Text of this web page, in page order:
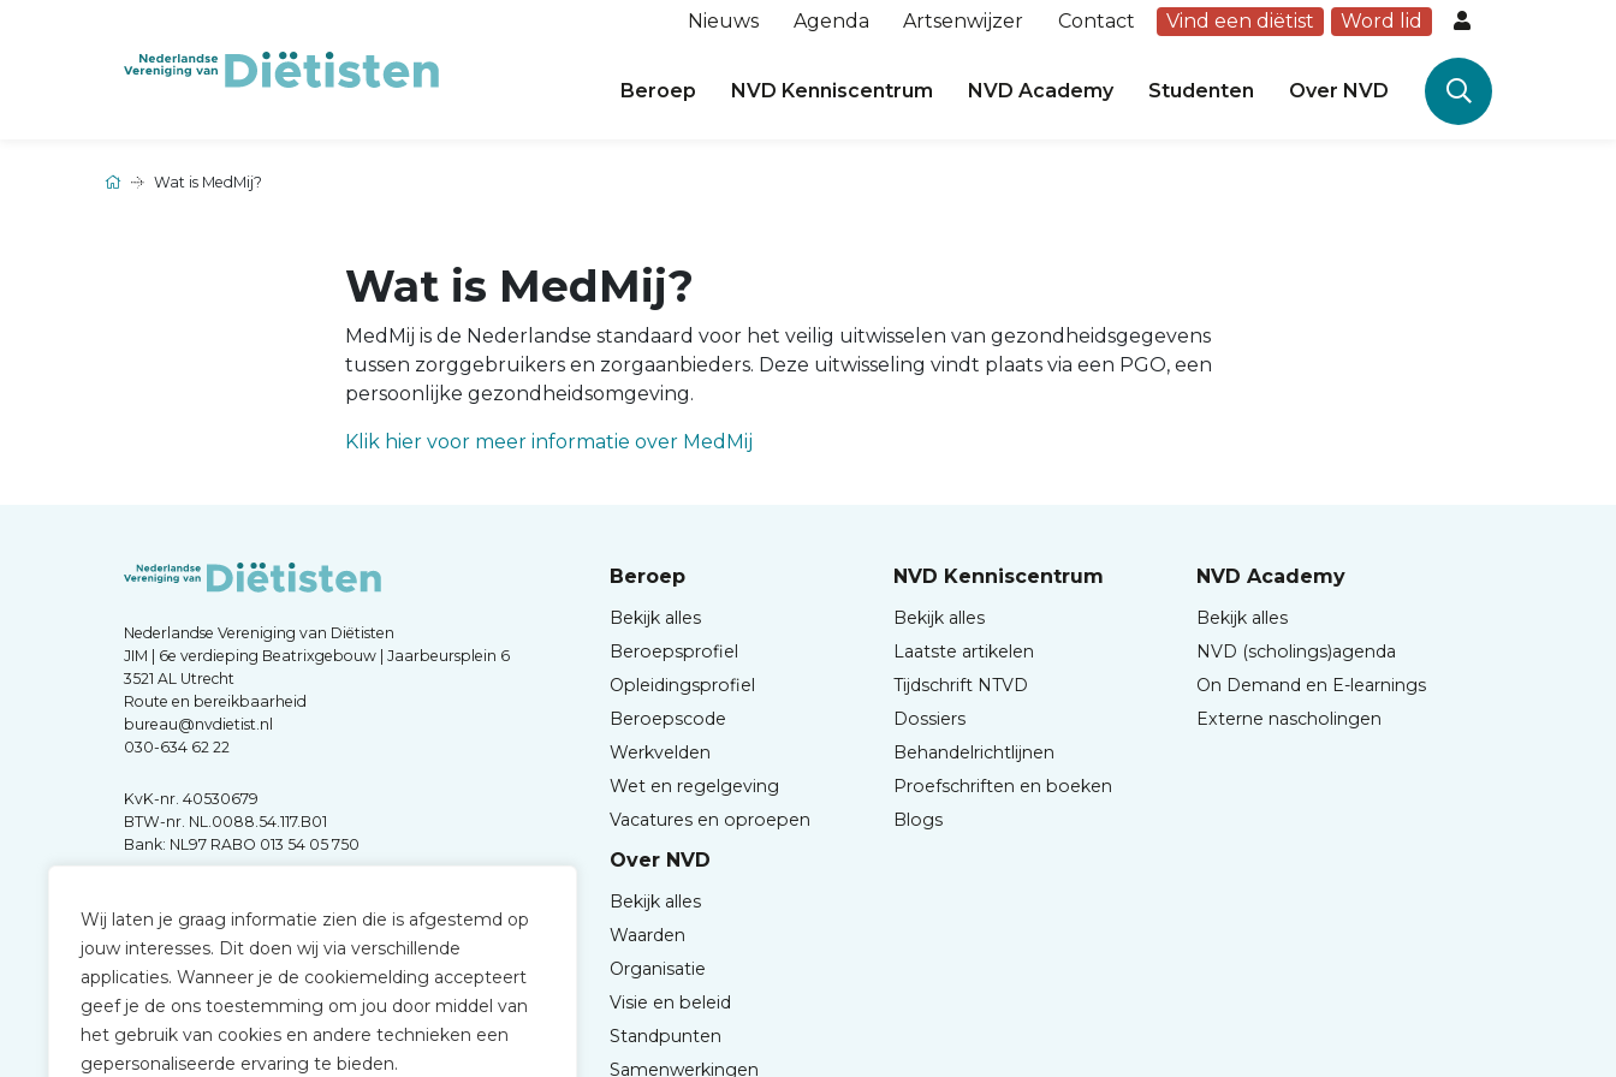
Wij laten je graag informatie zien die is afgestemd op
jouw interesses. Dit doen wij via verschillende
applicaties. Wanneer je de cookiemelding accepteert
geef je de ons toestemming om jou door middel van
het gebruik van cookies en andere technieken een
gepersonaliseerde ervaring te bieden.
Nieuws Agenda Artsenwijzer Contact Vind een diëtist Word lid
Beroep NVD Kenniscentrum NVD Academy Studenten Over NVD
Wat is MedMij?
Wat is MedMij?
MedMij is de Nederlandse standaard voor het veilig uitwisselen van gezondheidsgegevens
tussen zorggebruikers en zorgaanbieders. Deze uitwisseling vindt plaats via een PGO, een
persoonlijke gezondheidsomgeving.
Klik hier voor meer informatie over MedMij
Nederlandse Vereniging van Diëtisten
JIM | 6e verdieping Beatrixgebouw | Jaarbeursplein 6
3521 AL Utrecht
Route en bereikbaarheid
bureau@nvdietist.nl
030-634 62 22
KvK-nr. 40530679
BTW-nr. NL.0088.54.117.B01
Bank: NL97 RABO 013 54 05 750
Beroep
Bekijk alles
Beroepsprofiel
Opleidingsprofiel
Beroepscode
Werkvelden
Wet en regelgeving
Vacatures en oproepen
NVD Kenniscentrum
Bekijk alles
Laatste artikelen
Tijdschrift NTVD
Dossiers
Behandelrichtlijnen
Proefschriften en boeken
Blogs
NVD Academy
Bekijk alles
NVD (scholings)agenda
On Demand en E-learnings
Externe nascholingen
Over NVD
Bekijk alles
Waarden
Organisatie
Visie en beleid
Standpunten
Samenwerkingen